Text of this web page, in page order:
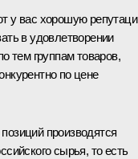
у вас хорошую
в удовлетворении
тем группам товаров,
по цене
производятся
сырья, то есть